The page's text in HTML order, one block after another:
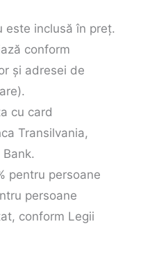
inclusă în preț.
conform
și adresei de
cu card
Transilvania,
pentru persoane
persoane
conform Legii